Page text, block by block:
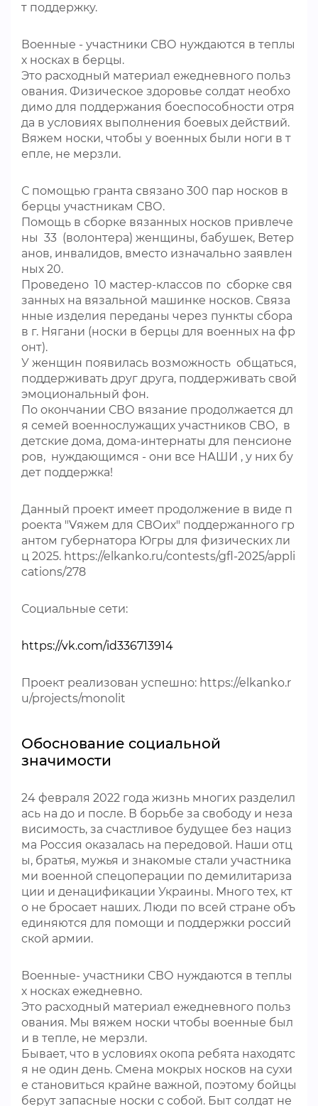
т поддержку.
Военные - участники СВО нуждаются в теплы
х носках в берцы.
Это расходный материал ежедневного польз
ования. Физическое здоровье солдат необхо
димо для поддержания боеспособности отря
да в условиях выполнения боевых действий.
Вяжем носки, чтобы у военных были ноги в т
епле, не мерзли.
С помощью гранта связано 300 пар носков в
берцы участникам СВО.
Помощь в сборке вязанных носков привлече
ны 33 (волонтера) женщины, бабушек, Ветер
анов, инвалидов, вместо изначально заявлен
ных 20.
Проведено 10 мастер-классов по сборке свя
занных на вязальной машинке носков. Связа
нные изделия переданы через пункты сбора
в г. Нягани (носки в берцы для военных на фр
онт).
У женщин появилась возможность общаться,
поддерживать друг друга, поддерживать свой
эмоциональный фон.
По окончании СВО вязание продолжается дл
я семей военнослужащих участников СВО, в
детские дома, дома-интернаты для пенсионе
ров, нуждающимся - они все НАШИ , у них бу
дет поддержка!
Данный проект имеет продолжение в виде п
роекта "Vяжем для СВОих" поддержанного гр
антом губернатора Югры для физических ли
ц 2025. https://elkanko.ru/contests/gfl-2025/appli
cations/278
Социальные сети:
https://vk.com/id336713914
Проект реализован успешно: https://elkanko.r
u/projects/monolit
Обоснование социальной
значимости
24 февраля 2022 года жизнь многих разделил
ась на до и после. В борьбе за свободу и неза
висимость, за счастливое будущее без нациз
ма Россия оказалась на передовой. Наши отц
ы, братья, мужья и знакомые стали участника
ми военной спецоперации по демилитариза
ции и денацификации Украины. Много тех, кт
о не бросает наших. Люди по всей стране объ
единяются для помощи и поддержки россий
ской армии.
Военные- участники СВО нуждаются в теплы
х носках ежедневно.
Это расходный материал ежедневного польз
ования. Мы вяжем носки чтобы военные был
и в тепле, не мерзли.
Бывает, что в условиях окопа ребята находятс
я не один день. Смена мокрых носков на сухи
е становиться крайне важной, поэтому бойцы
берут запасные носки с собой. Быт солдат не